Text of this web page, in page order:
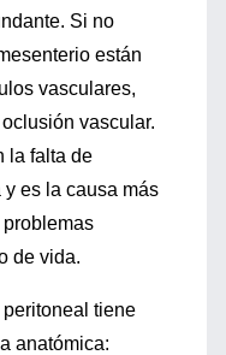
Si no
están
vasculares,
vascular.
la falta de
es la causa más
de vida.
tiene
anatómica: